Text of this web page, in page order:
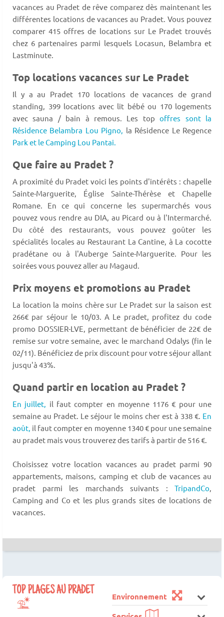
vacances au Pradet de rêve comparez dès maintenant les
différentes locations de vacances au Pradet. Vous pouvez
comparer 415 offres de locations sur Le Pradet trouvés
chez 6 partenaires parmi lesquels Locasun, Belambra et
Lastminute.
Top locations vacances sur Le Pradet
Il y a au Pradet 170 locations de vacances de grand
standing, 399 locations avec lit bébé ou 170 logements
avec sauna / bain à remous. Les topoffres sont la
Résidence Belambra Lou Pigno,
la Résidence Le Regence
Park et le Camping Lou Pantai.
Que faire au Pradet ?
A proximité du Pradet voici les points d'intérêts : chapelle
Sainte-Marguerite, Église Sainte-Thérèse et Chapelle
Romane. En ce qui concerne les supermarchés vous
pouvez vous rendre au DIA, au Picard ou à l'Intermarché.
Du côté des restaurants, vous pouvez goûter les
spécialités locales au Restaurant La Cantine, à La cocotte
pradétane ou à l'Auberge Sainte-Marguerite. Pour les
soirées vous pouvez aller au Magaud.
Prix moyens et promotions au Pradet
La location la moins chère sur Le Pradet sur la saison est
266€ par séjour le 10/03. A Le pradet, profitez du code
promo DOSSIER-LVE, permettant de bénéficier de 22€ de
remise sur votre semaine, avec le marchand Odalys (fin le
02/11). Bénéficiez de prix discount pour votre séjour allant
jusqu'à 43%.
Quand partir en location au Pradet ?
En juillet,
il faut compter en moyenne 1176 € pour une
semaine au Pradet. Le séjour le moins cher est à 338 €. En
août, il faut compter en moyenne 1340 € pour une semaine
au pradet mais vous trouverez des tarifs à partir de 516 €.
Choisissez votre location vacances au pradet parmi 90
appartements, maisons, camping et club de vacances au
pradet parmi les marchands suivants : TripandCo
Camping and Co et les plus grands sites de locations de
vacances.
TOP PLAGES AU PRADET
Environnement